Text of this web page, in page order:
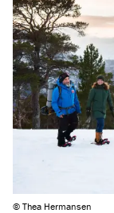
© Thea Hermansen